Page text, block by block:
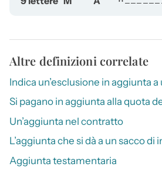
Altre definizioni correlate
Indica un’esclusione in aggiunta a
Si pagano in aggiunta alla quota
Un’aggiunta nel contratto
L’aggiunta che si dà a un sacco di
Aggiunta testamentaria